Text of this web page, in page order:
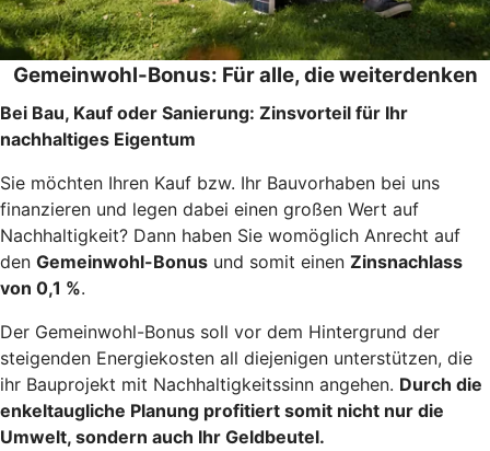
Gemeinwohl-Bonus: Für alle, die weiterdenken
Bei Bau, Kauf oder Sanierung: Zinsvorteil für Ihr
nachhaltiges Eigentum
Sie möchten Ihren Kauf bzw. Ihr Bauvorhaben bei uns
finanzieren und legen dabei einen großen Wert auf
Nachhaltigkeit? Dann haben Sie womöglich Anrecht auf
den Gemeinwohl-Bonus und somit einen Zinsnachlass
von 0,1 %.
Der Gemeinwohl-Bonus soll vor dem Hintergrund der
steigenden Energiekosten all diejenigen unterstützen, die
ihr Bauprojekt mit Nachhaltigkeitssinn angehen. Durch die
enkeltaugliche Planung profitiert somit nicht nur die
Umwelt, sondern auch Ihr Geldbeutel.